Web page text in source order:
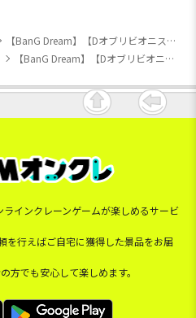
【BanG Dream】【Dオブリビオニス】ぷちっしゅ！ Ave Mujica
【BanG Dream】【Dオブリビオニス】ぷちっしゅ！ Ave Mujica
インクレーンゲームが楽しめるサービ
を行えばご自宅に獲得した景品をお届
方でも安心して楽しめます。